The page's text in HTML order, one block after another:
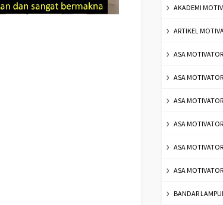
AKADEMI
ARTIKEL
ASA
ASA
ASA
ASA
ASA
ASA
BANDAR